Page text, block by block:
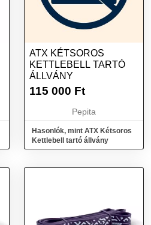
ATX KÉTSOROS
KETTLEBELL TARTÓ
ÁLLVÁNY
115 000 Ft
Pepita
Hasonlók, mint ATX Kétsoros
Kettlebell tartó állvány